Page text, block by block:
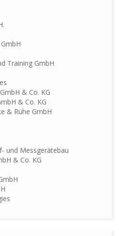
Training GmbH
& Co. KG
& Co. KG
& Rühe GmbH
und Messgerätebau
& Co. KG